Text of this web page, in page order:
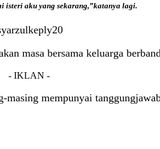
isteri aku yang sekarang,”katanya lagi.
masa bersama keluarga
- IKLAN -
masing mempunyai